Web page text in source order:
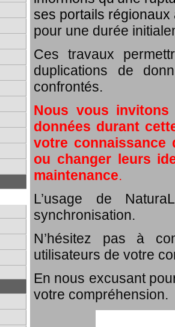
ses portails régionaux
pour une durée
Ces travaux
duplications de
confrontés.
Nous vous
données durant
votre connaissance
ou changer leurs
maintenance.
L’usage de
synchronisation.
N’hésitez pas à
utilisateurs de votre
En nous excusant
votre compréhension.